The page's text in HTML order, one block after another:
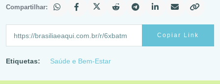
Compartilhar:
Copiar Link
Etiquetas: Saúde e Bem-Estar